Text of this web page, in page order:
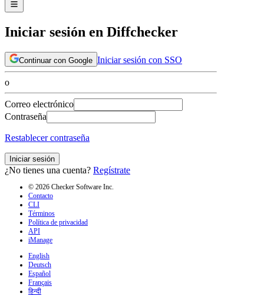
Iniciar sesión en Diffchecker
Continuar con Google Iniciar sesión con SSO
o
Correo electrónico
Contraseña
Restablecer contraseña
Iniciar sesión
¿No tienes una cuenta? Regístrate
© 2026 Checker Software Inc.
Contacto
CLI
Términos
Política de privacidad
API
iManage
English
Deutsch
Español
Français
हिन्दी